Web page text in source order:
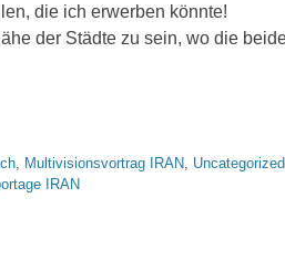
die ich erwerben könnte!
der Städte zu sein, wo die
, Multivisionsvortrag IRAN, Uncategorized
IRAN